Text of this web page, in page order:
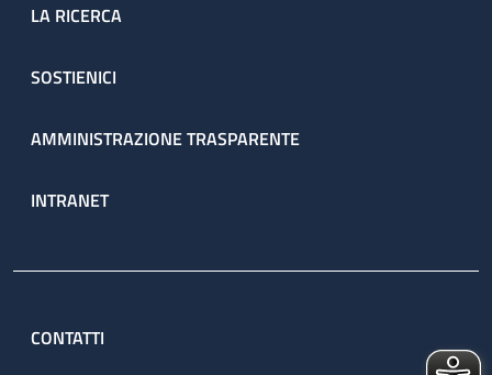
LA RICERCA
SOSTIENICI
AMMINISTRAZIONE TRASPARENTE
INTRANET
CONTATTI